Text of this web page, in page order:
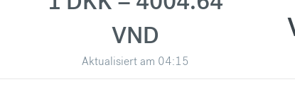
VND
Aktualisiert am 04:15